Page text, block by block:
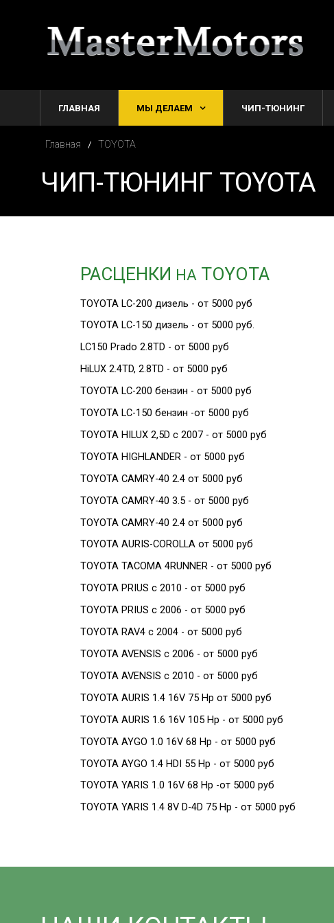
ГЛАВНАЯ МЫ ДЕЛАЕМ ЧИП-ТЮНИНГ
Главная / TOYOTA
ЧИП-ТЮНИНГ TOYOTA
РАСЦЕНКИ НА TOYOTA
TOYOTA LC-200 дизель - от 5000 руб
TOYOTA LC-150 дизель - от 5000 руб.
LC150 Prado 2.8TD - от 5000 руб
HiLUX 2.4TD, 2.8TD - от 5000 руб
TOYOTA LC-200 бензин - от 5000 руб
TOYOTA LC-150 бензин -от 5000 руб
TOYOTA HILUX 2,5D c 2007 - от 5000 руб
TOYOTA HIGHLANDER - от 5000 руб
TOYOTA CAMRY-40 2.4 от 5000 руб
TOYOTA CAMRY-40 3.5 - от 5000 руб
TOYOTA CAMRY-40 2.4 от 5000 руб
TOYOTA AURIS-COROLLA от 5000 руб
TOYOTA TACOMA 4RUNNER - от 5000 руб
TOYOTA PRIUS c 2010 - от 5000 руб
TOYOTA PRIUS c 2006 - от 5000 руб
TOYOTA RAV4 c 2004 - от 5000 руб
TOYOTA AVENSIS c 2006 - от 5000 руб
TOYOTA AVENSIS c 2010 - от 5000 руб
TOYOTA AURIS 1.4 16V 75 Hp от 5000 руб
TOYOTA AURIS 1.6 16V 105 Hp - от 5000 руб
TOYOTA AYGO 1.0 16V 68 Hp - от 5000 руб
TOYOTA AYGO 1.4 HDI 55 Hp - от 5000 руб
TOYOTA YARIS 1.0 16V 68 Hp -от 5000 руб
TOYOTA YARIS 1.4 8V D-4D 75 Hp - от 5000 руб